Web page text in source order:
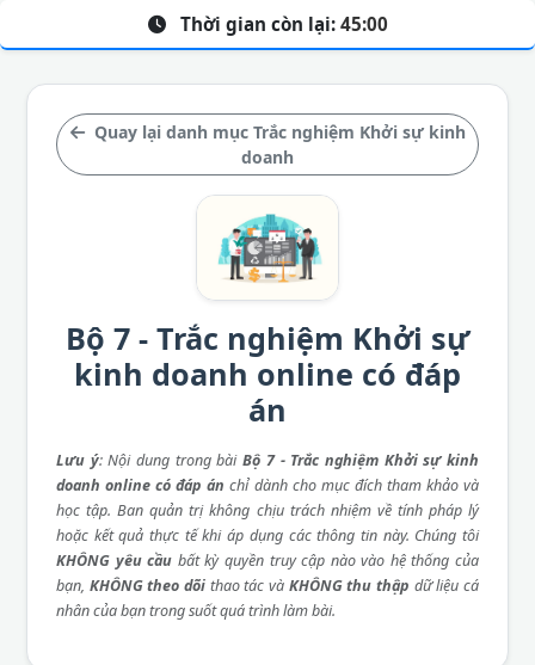
Quay lại danh mục Trắc nghiệm Khởi sự kinh
doanh
Bộ 7 - Trắc nghiệm Khởi sự
kinh doanh online có đáp
án
Lưu ý: Nội dung trong bàiBộ 7 - Trắc nghiệm Khởi sự kinh
doanh online có đáp án chỉ dành cho mục đích tham khảo và
học tập. Ban quản trị không chịu trách nhiệm về tính pháp lý
hoặc kết quả thực tế khi áp dụng các thông tin này. Chúng tôi
KHÔNG yêu cầu bất kỳ quyền truy cập nào vào hệ thống của
bạn, KHÔNG theo dõi thao tác và KHÔNG thu thập dữ liệu cá
nhân của bạn trong suốt quá trình làm bài.
Thời gian còn lại: 45:00